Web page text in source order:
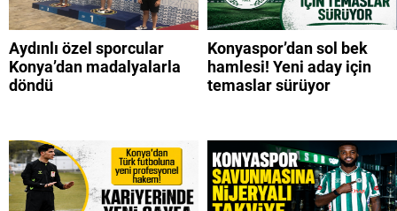
Aydınlı özel sporcular
Konya’dan madalyalarla
döndü
Konyaspor’dan sol bek
hamlesi! Yeni aday için
temaslar sürüyor